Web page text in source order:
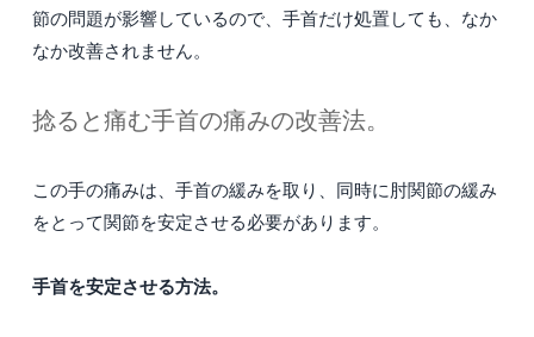
節の問題が影響しているので、手首だけ処置しても、なか
なか改善されません。
捻ると痛む手首の痛みの改善法。
この手の痛みは、手首の緩みを取り、同時に肘関節の緩み
をとって関節を安定させる必要があります。
手首を安定させる方法。